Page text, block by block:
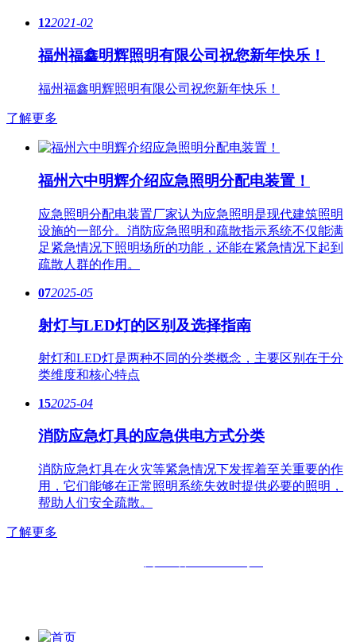
122021-02
福州福鑫明辉照明有限公司祝您新年快乐！
福州福鑫明辉照明有限公司祝您新年快乐！
了解更多
福州六中明辉介绍应急照明分配电装置！
应急照明分配电装置厂家认为应急照明是现代建筑照明
设施的一部分。消防应急照明和疏散指示系统不仅能满
足紧急情况下照明场所的功能，还能在紧急情况下起到
疏散人群的作用。
072025-05
射灯与LED灯的区别及选择指南
射灯和LED灯是两种不同的分类概念，主要区别在于分
类维度和核心特点
152025-04
消防应急灯具的应急供电方式分类
消防应急灯具在火灾等紧急情况下发挥着至关重要的作
用，它们能够在正常照明系统失效时提供必要的照明，
帮助人们安全疏散。
了解更多
首页